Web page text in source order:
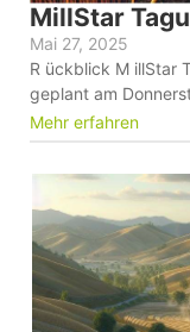
MillStar
Mai 27, 2025
R ückblick M illStar
geplant am
Mehr erfahren